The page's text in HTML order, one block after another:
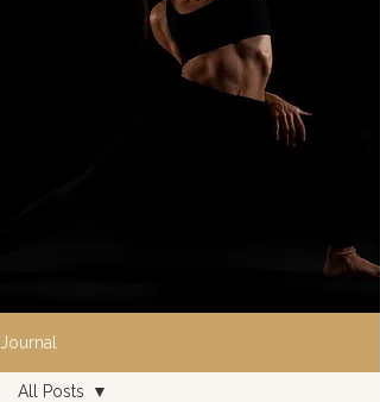
Journal
All Posts